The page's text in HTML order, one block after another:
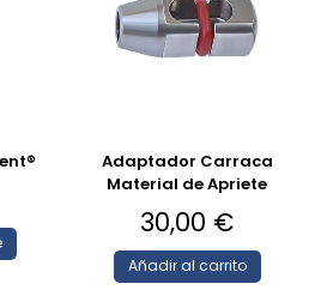
Adaptador Carraca
Material de Apriete
30,00 €
Añadir al carrito